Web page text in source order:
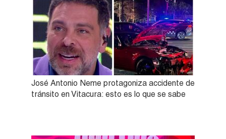
José Antonio Neme protagoniza accidente de
tránsito en Vitacura: esto es lo que se sabe